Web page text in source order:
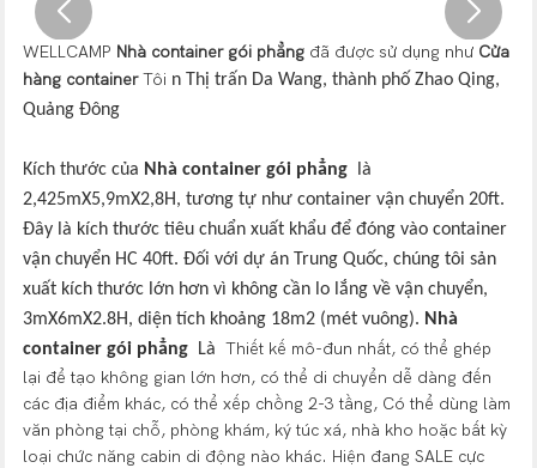
WELLCAMP Nhà container gói phẳng đã được sử dụng như Cửa
hàng containerTôi n Thị trấn Da Wang, thành phố Zhao Qing,
Quảng Đông
Kích thước của Nhà container gói phẳng
là
2,425mX5,9mX2,8H, tương tự như container vận chuyển 20ft.
Đây là kích thước tiêu chuẩn xuất khẩu để đóng vào container
vận chuyển HC 40ft. Đối với dự án Trung Quốc, chúng tôi sản
xuất kích thước lớn hơn vì không cần lo lắng về vận chuyển,
3mX6mX2.8H, diện tích khoảng 18m2 (mét vuông). Nhà
container gói phẳng
Là Thiết kế mô-đun nhất, có thể ghép
lại để tạo không gian lớn hơn, có thể di chuyển dễ dàng đến
các địa điểm khác, có thể xếp chồng 2-3 tầng, Có thể dùng làm
văn phòng tại chỗ, phòng khám, ký túc xá, nhà kho hoặc bất kỳ
loại chức năng cabin di động nào khác. Hiện đang SALE cực